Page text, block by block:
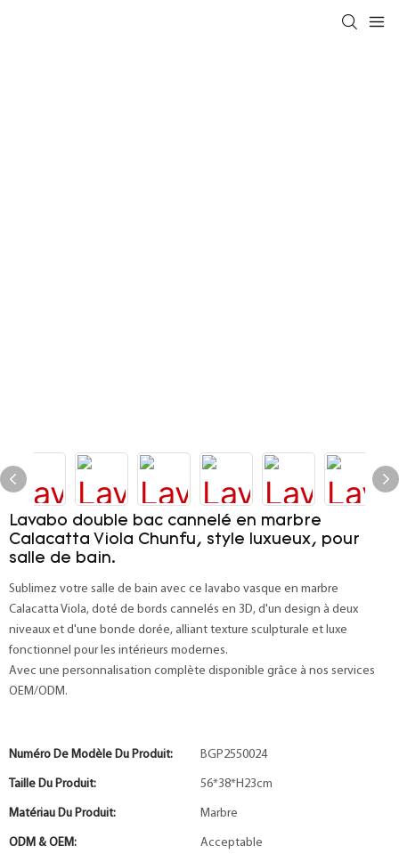
Lavabo double bac cannelé en marbre
Calacatta Viola Chunfu, style luxueux, pour
salle de bain.
Sublimez votre salle de bain avec ce lavabo vasque en marbre
Calacatta Viola, doté de bords cannelés en 3D, d'un design à deux
niveaux et d'une bonde dorée, alliant texture sculpturale et luxe
fonctionnel pour les intérieurs modernes.
Avec une personnalisation complète disponible grâce à nos services
OEM/ODM.
Numéro De Modèle Du Produit: BGP2550024
Taille Du Produit: 56*38*H23cm
Matériau Du Produit: Marbre
ODM & OEM: Acceptable